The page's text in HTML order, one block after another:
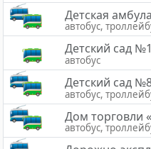
Детская
автобус,
Детский сад
автобус
Детский сад
автобус,
Дом торговли
автобус,